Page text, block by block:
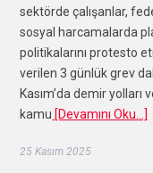
sektörde çalışanlar,
sosyal harcamalarda
politikalarını protesto
verilen 3 günlük grev
Kasım’da demir yolları
kamu [Devamını Oku…]
25 Kasım 2025